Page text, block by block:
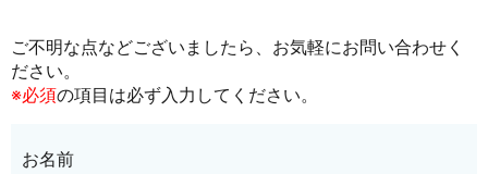
ご不明な点などございましたら、お気軽にお問い合わせく
ださい。
※必須の項目は必ず入力してください。
お名前